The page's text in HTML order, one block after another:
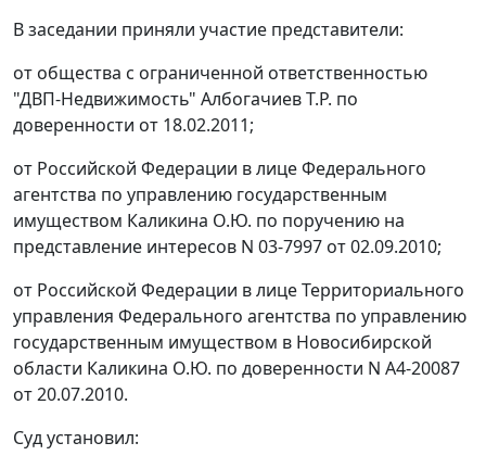
В заседании приняли участие представители:
от общества с ограниченной ответственностью
"ДВП-Недвижимость" Албогачиев Т.Р. по
доверенности от 18.02.2011;
от Российской Федерации в лице Федерального
агентства по управлению государственным
имуществом Каликина О.Ю. по поручению на
представление интересов N 03-7997 от 02.09.2010;
от Российской Федерации в лице Территориального
управления Федерального агентства по управлению
государственным имуществом в Новосибирской
области Каликина О.Ю. по доверенности N А4-20087
от 20.07.2010.
Суд установил: